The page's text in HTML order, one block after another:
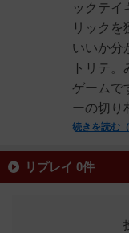
ックテイ
リック
いいか分
トリテ
ゲームで
ーの切り
続きを読む
リプレイ 0件